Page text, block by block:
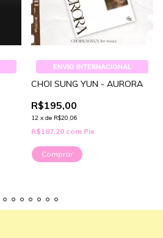
ENVIO INTERNACIONAL
CHOI SUNG YUN - AURORA
R$195,00
12 x de R$20,06
R$187,20 com Pix